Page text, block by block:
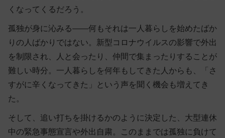
くなってくるだろう。
孤独が身に沁みる――何もそれは一人暮らしを始めたばか
りの人ばかりではない。新型コロナウイルスの影響で外出
を制限され、人と会ったり、仲間で集まったりすることが
難しい時分。一人暮らしを何年もしてきた人からも、「さ
すがに辛くなってきた」という声を聞く機会も増えてき
た。
そして、追い打ちを掛けるかのように決定した、大型連休
中の緊急事態宣言や外出自粛。このままでは孤独に負けて